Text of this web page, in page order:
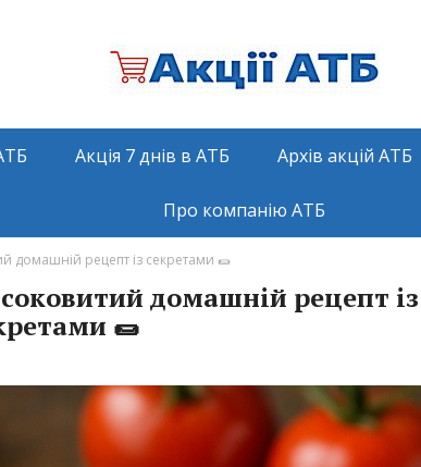
Акція 7 днів в АТБ Архів акцій АТБ
Про компанію АТБ
рецепт із секретами 🌯
домашній рецепт із
🌯